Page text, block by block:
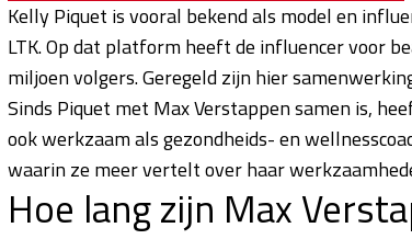
Kelly Piquet is vooral bekend als model en
LTK. Op dat platform heeft de influencer voor
miljoen volgers. Geregeld zijn hier
Sinds Piquet met Max Verstappen samen is,
ook werkzaam als gezondheids- en
waarin ze meer vertelt over haar
Hoe lang zijn Max